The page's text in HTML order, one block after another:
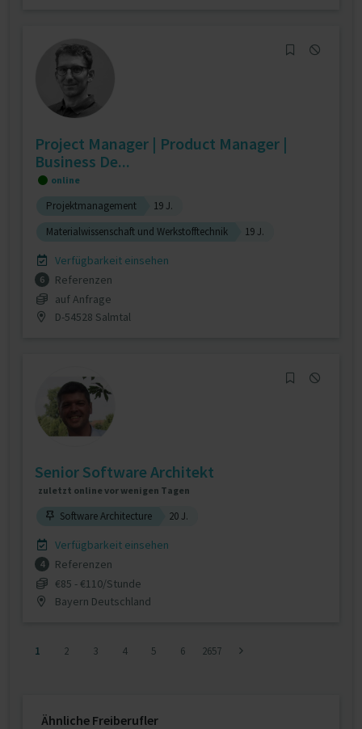
Project Manager | Product Manager |
Business De...
online
Projektmanagement
19 J.
Materialwissenschaft und Werkstofftechnik
19 J.
Verfügbarkeit einsehen
6
Referenzen
auf Anfrage
D-54528 Salmtal
Senior Software Architekt
zuletzt online vor wenigen Tagen
Software Architecture 20 J.
Verfügbarkeit einsehen
4
Referenzen
€85 - €110/Stunde
Bayern Deutschland
1 2 3 4 5 6 2657
Ähnliche Freiberufler